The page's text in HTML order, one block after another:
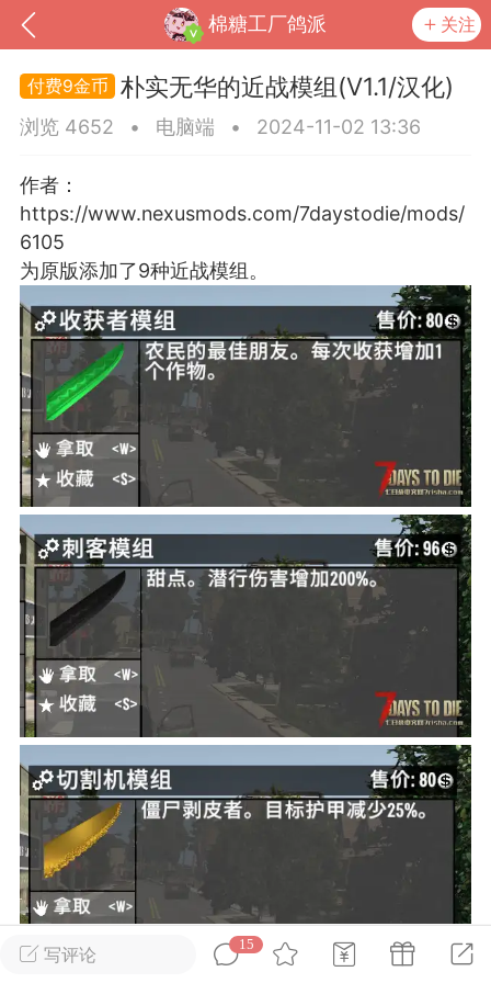
棉糖工厂鸽派 关注
我的钱包 道具 排行榜
MOD下载 攻略教程
大人
Lv.8
02-10 15:45
电脑端 其他&工具
卖挂
禁止发布联机可用的作弊模组，
单机辅助引流私下售卖服务器外挂！
作弊模组的发布规范近期收到一些信息
作弊模组在联机服务器使用,为了维护游
环境，中文网特此发布以下声明，规范
模组的发布行为：1. *...
汉
72 2.23w
大人
Lv.8
写评论
15
9金币 朴实无华的近战模组(V1.1/汉化)
浏览 4652 • 电脑端 • 2024-11-02 13:36
作者：
https://www.nexusmods.com/7daystodie/mods/
6105
为原版添加了9种近战模组。